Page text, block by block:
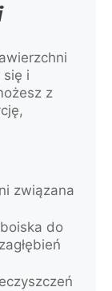
i
z
związana
do